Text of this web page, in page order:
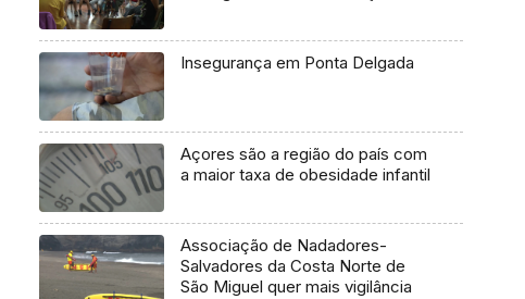
Insegurança em Ponta Delgada
Açores são a região do país com
a maior taxa de obesidade infantil
Associação de Nadadores-
Salvadores da Costa Norte de
São Miguel quer mais vigilância